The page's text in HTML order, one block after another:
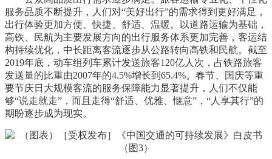
服务品质不断提升，人们对“美好出行”的需求得到更好满足，
出行体验更加方便、快捷、舒适、温暖。以道路运输为基础，
高铁、民航为主要发展方向的出行服务体系更加完善，客运结
构持续优化，中长距离客流逐步从公路转向高铁和民航。截至
2019年底，动车组列车累计发送旅客120亿人次，占铁路旅客
发送量的比重由2007年的4.5%增长到65.4%。春节、国庆等重
要节庆日大规模客流的服务保障能力显著提升，人们不仅能
够“说走就走”，而且走得“舒适、优雅、惬意”，“人享其行”的
期盼逐步成为现实。